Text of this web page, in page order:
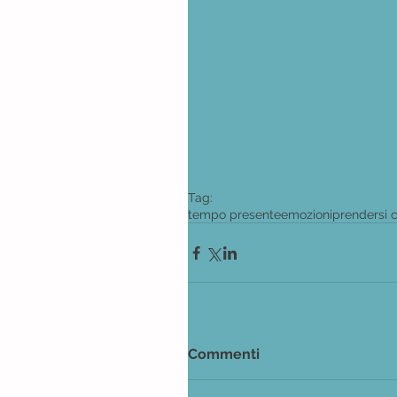
Tag:
tempo presenteemozioniprendersi
Commenti